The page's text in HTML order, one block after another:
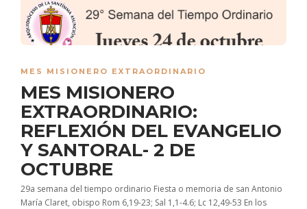
MES MISIONERO EXTRAORDINARIO
MES MISIONERO
EXTRAORDINARIO:
REFLEXIÓN DEL EVANGELIO
Y SANTORAL- 2 DE
OCTUBRE
29a semana del tiempo ordinario Fiesta o memoria de san Antonio
María Claret, obispo Rom 6,19-23; Sal 1,1-4.6; Lc 12,49-53 En los